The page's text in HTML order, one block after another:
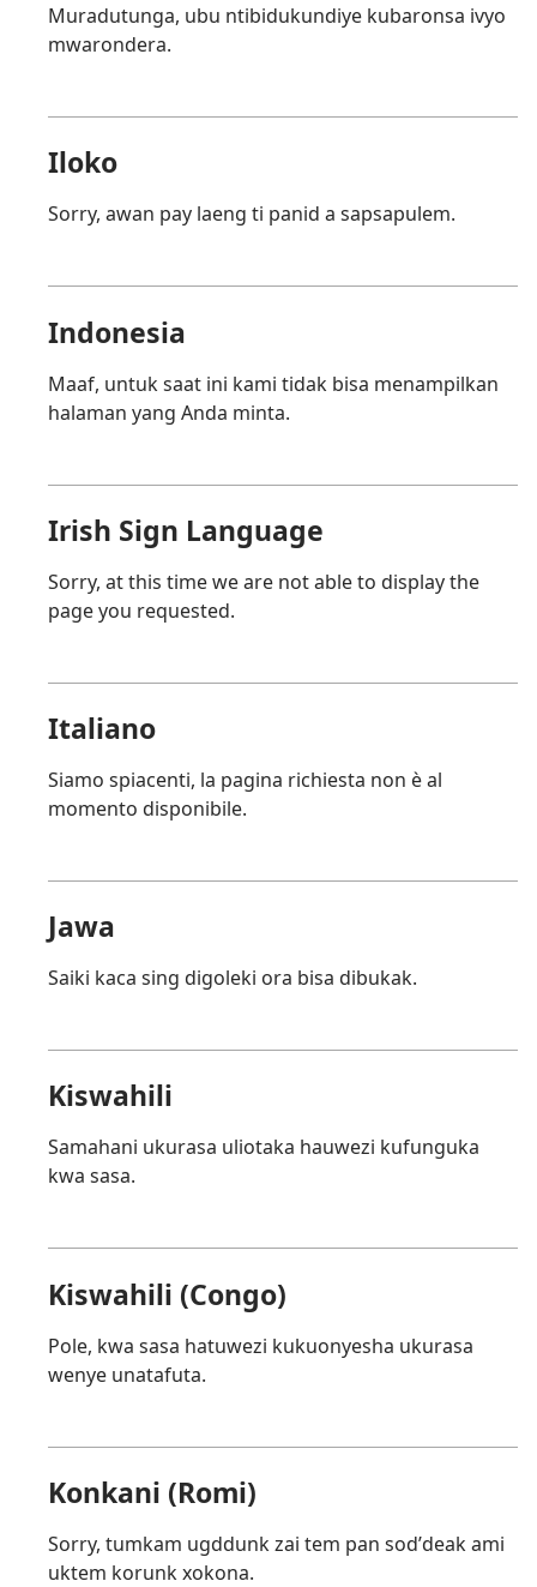
Muradutunga, ubu ntibidukundiye kubaronsa ivyo
mwarondera.
Iloko
Sorry, awan pay laeng ti panid a sapsapulem.
Indonesia
Maaf, untuk saat ini kami tidak bisa menampilkan
halaman yang Anda minta.
Irish Sign Language
Sorry, at this time we are not able to display the
page you requested.
Italiano
Siamo spiacenti, la pagina richiesta non è al
momento disponibile.
Jawa
Saiki kaca sing digoleki ora bisa dibukak.
Kiswahili
Samahani ukurasa uliotaka hauwezi kufunguka
kwa sasa.
Kiswahili (Congo)
Pole, kwa sasa hatuwezi kukuonyesha ukurasa
wenye unatafuta.
Konkani (Romi)
Sorry, tumkam ugddunk zai tem pan sodʼdeak ami
uktem korunk xokona.